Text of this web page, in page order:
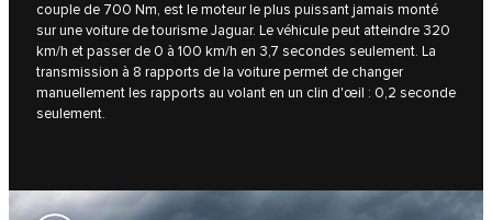
couple de 700 Nm, est le moteur le plus puissant jamais monté
sur une voiture de tourisme Jaguar. Le véhicule peut atteindre 320
km/h et passer de 0 à 100 km/h en 3,7 secondes seulement. La
transmission à 8 rapports de la voiture permet de changer
manuellement les rapports au volant en un clin d'œil : 0,2 seconde
seulement.